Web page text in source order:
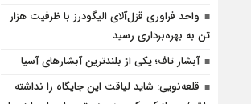
واحد فراوری قزل‌آلای الیگودرز با ظرفیت هزار
تن به بهره‌برداری رسید
آبشار تاف؛ یکی از بلندترین آبشارهای آسیا
قلعه‌نویی: شاید لیاقت این جایگاه را نداشته